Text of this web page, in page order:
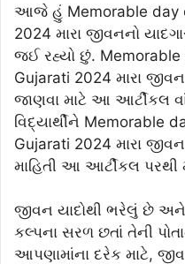
આજે હું Memorable day
2024 મારા જીવનનો
જઈ રહ્યો છું. Memorable
Gujarati 2024 મારા
જાણવા માટે આ આર્ટીકલ
વિદ્યાર્થીને Memorable
Gujarati 2024 મારા
માહિતી આ આર્ટીકલ પરથી
જીવન યાદોથી ભરેલું છે
કલ્પના સરળ છતાં તેની
આપણામાંના દરેક માટે,